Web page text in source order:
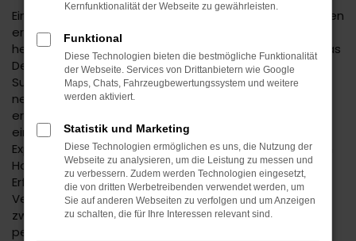
Ein Suzuki Neuwagen genießt in der Automobilwelt einen
erstklassigen Ruf. Einer der Gründe hierfür liegt in der
herausragenden Qualität des Hersteller, doch auch das
Design kann sich sehen lassen. Wenn Sie mit einem
Suzuki Neuwagen durch Horb fahren, sind Ihnen
neugierige Blicke sicher. Ein automobiles Highlight
erwartet Sie und wird Ihnen beim Autohaus Daub zu
einem überaus günstigen Preis angeboten. Wir sind
Experten für Suzuki Neuwagen und seit vielen Jahren in
Horb und Umgebung bekannt. Mit uns setzen Sie auf
Erfahrung, exzellentes Know-how und die besondere
Vertrauenswürdigkeit eines Familienbetriebs in der
zweiten Generation. Gerne beraten wir Sie – sowohl
persönlich als auch via Telefon oder digital.
Kernfunktionalität der Webseite zu gewährleisten.
Funktional
Diese Technologien bieten die bestmögliche Funktionalität
der Webseite. Services von Drittanbietern wie Google
Maps, Chats, Fahrzeugbewertungssystem und weitere
werden aktiviert.
Statistik und Marketing
Diese Technologien ermöglichen es uns, die Nutzung der
Webseite zu analysieren, um die Leistung zu messen und
zu verbessern. Zudem werden Technologien eingesetzt,
die von dritten Werbetreibenden verwendet werden, um
Sie auf anderen Webseiten zu verfolgen und um Anzeigen
zu schalten, die für Ihre Interessen relevant sind.